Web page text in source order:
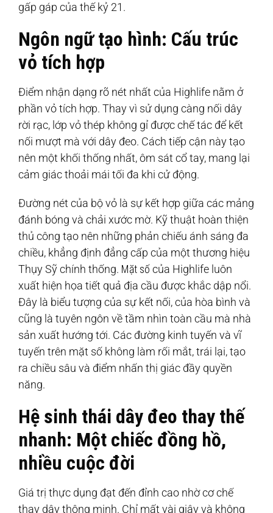
gấp gáp của thế kỷ 21.
Ngôn ngữ tạo hình: Cấu trúc
vỏ tích hợp
Điểm nhận dạng rõ nét nhất của Highlife nằm ở
phần vỏ tích hợp. Thay vì sử dụng càng nối dây
rời rạc, lớp vỏ thép không gỉ được chế tác để kết
nối mượt mà với dây đeo. Cách tiếp cận này tạo
nên một khối thống nhất, ôm sát cổ tay, mang lại
cảm giác thoải mái tối đa khi cử động.
Đường nét của bộ vỏ là sự kết hợp giữa các mảng
đánh bóng và chải xước mờ. Kỹ thuật hoàn thiện
thủ công tạo nên những phản chiếu ánh sáng đa
chiều, khẳng định đẳng cấp của một thương hiệu
Thụy Sỹ chính thống. Mặt số của Highlife luôn
xuất hiện họa tiết quả địa cầu được khắc dập nổi.
Đây là biểu tượng của sự kết nối, của hòa bình và
cũng là tuyên ngôn về tầm nhìn toàn cầu mà nhà
sản xuất hướng tới. Các đường kinh tuyến và vĩ
tuyến trên mặt số không làm rối mắt, trái lại, tạo
ra chiều sâu và điểm nhấn thị giác đầy quyền
năng.
Hệ sinh thái dây đeo thay thế
nhanh: Một chiếc đồng hồ,
nhiều cuộc đời
Giá trị thực dụng đạt đến đỉnh cao nhờ cơ chế
thay dây thông minh. Chỉ mất vài giây và không